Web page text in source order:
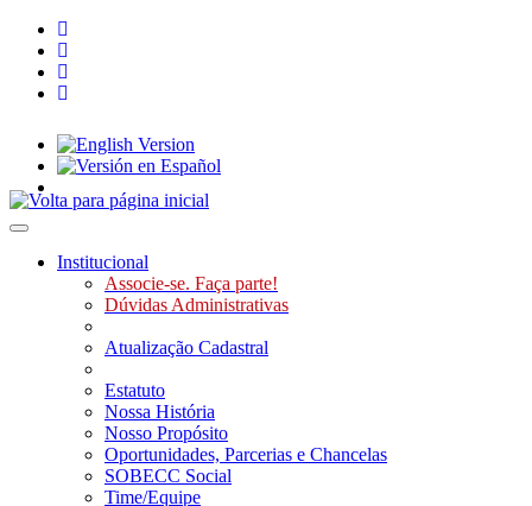
Toggle navigation
Institucional
Associe-se. Faça parte!
Dúvidas Administrativas
Atualização Cadastral
Estatuto
Nossa História
Nosso Propósito
Oportunidades, Parcerias e Chancelas
SOBECC Social
Time/Equipe